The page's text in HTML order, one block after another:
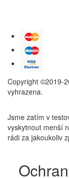
Copyright ©2019-
vyhrazena.
Jsme zatím v
vyskytnout menší
rádi za jakoukoliv